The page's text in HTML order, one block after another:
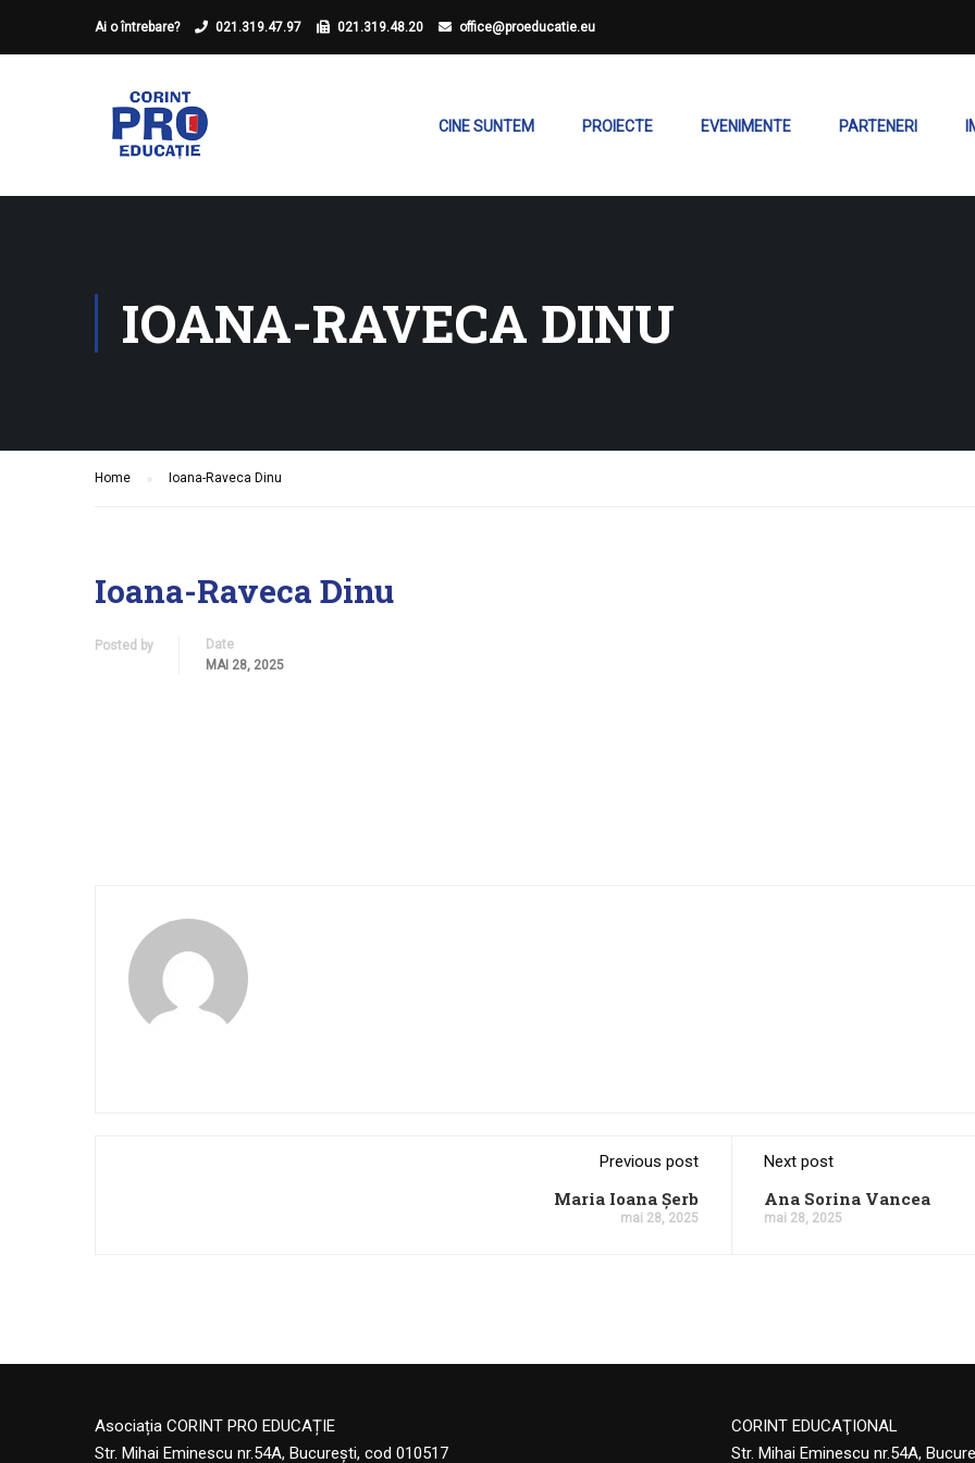
Ai o întrebare? 021.319.47.97 021.319.48.20 office@proeducatie.eu
CINE SUNTEM PROIECTE EVENIMENTE PARTENERI
IOANA-RAVECA DINU
Home Ioana-Raveca Dinu
Ioana-Raveca Dinu
Posted by
Date
MAI 28, 2025
Previous post
Maria Ioana Șerb
mai 28, 2025
Next post
Ana Sorina Vancea
mai 28, 2025
Asociația CORINT PRO EDUCAȚIE
Str. Mihai Eminescu nr.54A, București, cod 010517
CORINT EDUCAŢIONAL
Str. Mihai Eminescu nr.54A,